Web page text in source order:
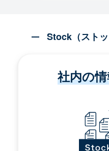
Stock（スト
社内の